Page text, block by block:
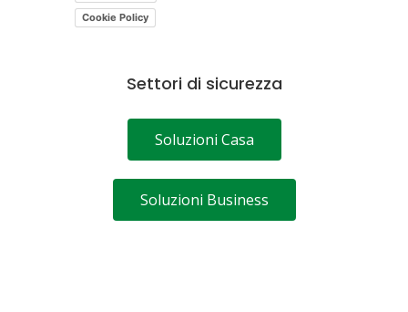
Cookie Policy
Settori di sicurezza
Soluzioni Casa
Soluzioni Business